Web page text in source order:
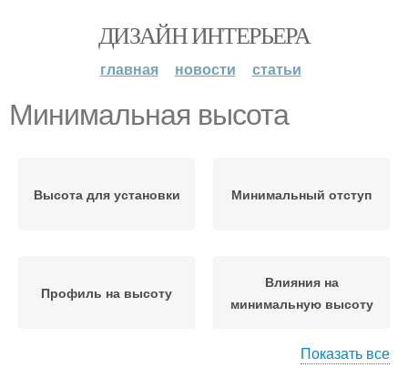
ДИЗАЙН ИНТЕРЬЕРА
главная новости статьи
Минимальная высота
Высота для установки Минимальный отступ
Профиль на высоту
Влияния на
минимальную высоту
Показать все